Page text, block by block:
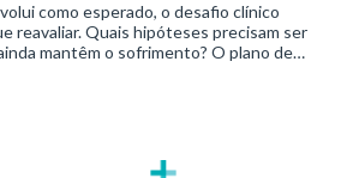
como esperado, o desafio clínico
reavaliar. Quais hipóteses precisam ser
mantêm o sofrimento? O plano de